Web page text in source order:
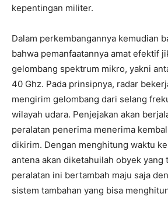
kepentingan militer.
Dalam perkembangannya kemudian
bahwa pemanfaatannya amat efektif
gelombang spektrum mikro, yakni
40 Ghz. Pada prinsipnya, radar
mengirim gelombang dari selang
wilayah udara. Penjejakan akan
peralatan penerima menerima
dikirim. Dengan menghitung waktu
antena akan diketahuilah obyek yang
peralatan ini bertambah maju saja
sistem tambahan yang bisa